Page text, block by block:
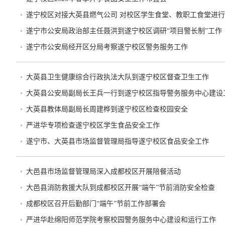
遂宁校区对接大英县燃气公司 对校区学生食堂、教职工食堂进
遂宁市公安局政治部主任聂洪到遂宁校区调研“项目警长制”工作
遂宁市公安局经开区分局考察遂宁校区警务服务工作
大英县卫生健康综合行政执法大队到遂宁校区督查卫生工作
大英县公安局副局长王兵一行到遂宁校区指导警务服务中心建设
大英县教体局副局长周建桦到遂宁校区检查校园安全
严进华专项检查遂宁校区学生食品安全工作
遂宁市、大英县市场监督管理局指导遂宁校区食品安全工作
大邑县市场监督管理局深入成都校区开展陪餐活动
大邑县消防救援大队到成都校区开展“端午”节前消防安全检查
成都校区召开后勤部门“端午”节前工作部署会
严进华赴绵阳师范学院考察校园警务服务中心建设和运行工作